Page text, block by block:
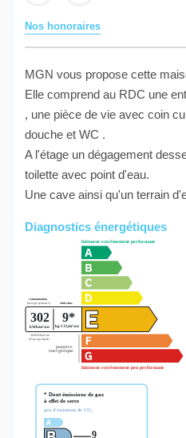
Nos honoraires
MGN vous propose cette
Elle comprend au RDC une
, une pièce de vie avec coin
douche et WC .
A l'étage un dégagement
toilette avec point d'eau.
Une cave ainsi qu'un terrain
Diagnostics énergétiques